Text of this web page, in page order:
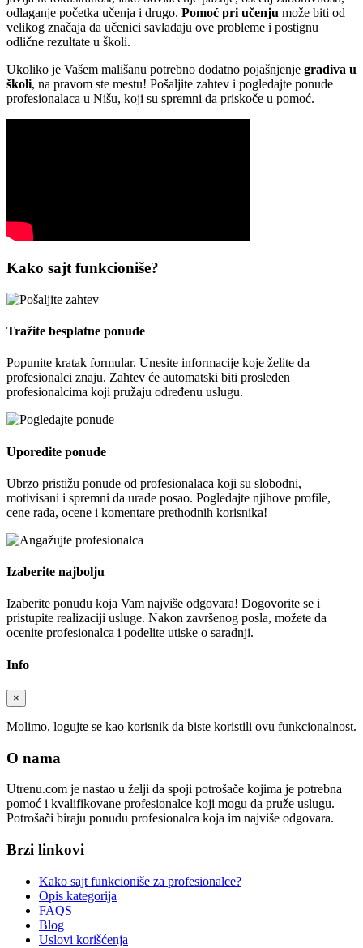
odlaganje početka učenja i drugo. Pomoć pri učenju može biti od
velikog značaja da učenici savladaju ove probleme i postignu
odlične rezultate u školi.
Ukoliko je Vašem mališanu potrebno dodatno pojašnjenje gradiva u
školi, na pravom ste mestu! Pošaljite zahtev i pogledajte ponude
profesionalaca u Nišu, koji su spremni da priskoče u pomoć.
Kako sajt funkcioniše?
Tražite besplatne ponude
Popunite kratak formular. Unesite informacije koje želite da
profesionalci znaju. Zahtev će automatski biti prosleđen
profesionalcima koji pružaju određenu uslugu.
Uporedite ponude
Ubrzo pristižu ponude od profesionalaca koji su slobodni,
motivisani i spremni da urade posao. Pogledajte njihove profile,
cene rada, ocene i komentare prethodnih korisnika!
Izaberite najbolju
Izaberite ponudu koja Vam najviše odgovara! Dogovorite se i
pristupite realizaciji usluge. Nakon završenog posla, možete da
ocenite profesionalca i podelite utiske o saradnji.
Info
×
Molimo, logujte se kao korisnik da biste koristili ovu funkcionalnost.
O nama
Utrenu.com je nastao u želji da spoji potrošače kojima je potrebna
pomoć i kvalifikovane profesionalce koji mogu da pruže uslugu.
Potrošači biraju ponudu profesionalca koja im najviše odgovara.
Brzi linkovi
Kako sajt funkcioniše za profesionalce?
Opis kategorija
FAQS
Blog
Uslovi korišćenja